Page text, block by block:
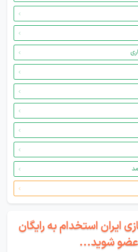
ایران استخدام به رایگان
عضو شوید...